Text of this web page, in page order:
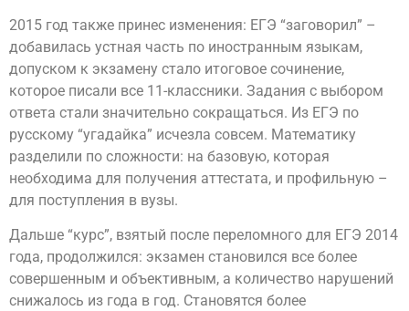
2015 год также принес изменения: ЕГЭ “заговорил” –
добавилась устная часть по иностранным языкам,
допуском к экзамену стало итоговое сочинение,
которое писали все 11-классники. Задания с выбором
ответа стали значительно сокращаться. Из ЕГЭ по
русскому “угадайка” исчезла совсем. Математику
разделили по сложности: на базовую, которая
необходима для получения аттестата, и профильную –
для поступления в вузы.
Дальше “курс”, взятый после переломного для ЕГЭ 2014
года, продолжился: экзамен становился все более
совершенным и объективным, а количество нарушений
снижалось из года в год. Становятся более